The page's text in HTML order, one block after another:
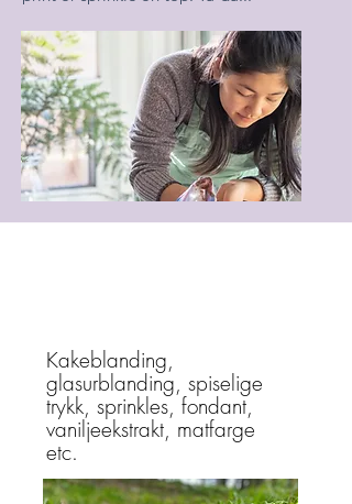
Kakeblanding,
glasurblanding, spiselige
trykk, sprinkles, fondant,
vaniljeekstrakt, matfarge
etc.